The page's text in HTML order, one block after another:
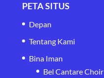
PETA SITUS
Depan
Tentang Kami
Bina Iman
Bel Cantare Choir